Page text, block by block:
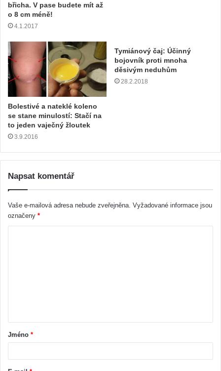
břicha. V pase budete mít až
o 8 cm méně!
4.1.2017
Bolestivé a nateklé koleno
se stane minulostí: Stačí na
to jeden vaječný žloutek
3.9.2016
Tymiánový čaj: Účinný
bojovník proti mnoha
děsivým neduhům
28.2.2018
Napsat komentář
Vaše e-mailová adresa nebude zveřejněna. Vyžadované informace jsou
označeny *
Jméno *